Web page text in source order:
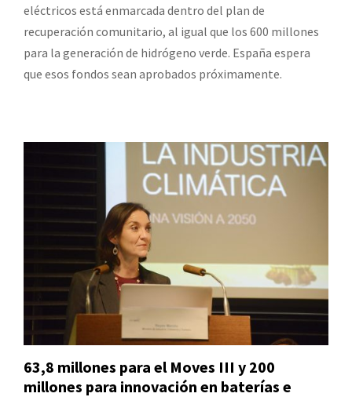
eléctricos está enmarcada dentro del plan de
recuperación comunitario, al igual que los 600 millones
para la generación de hidrógeno verde. España espera
que esos fondos sean aprobados próximamente.
63,8 millones para el Moves III y 200
millones para innovación en baterías e